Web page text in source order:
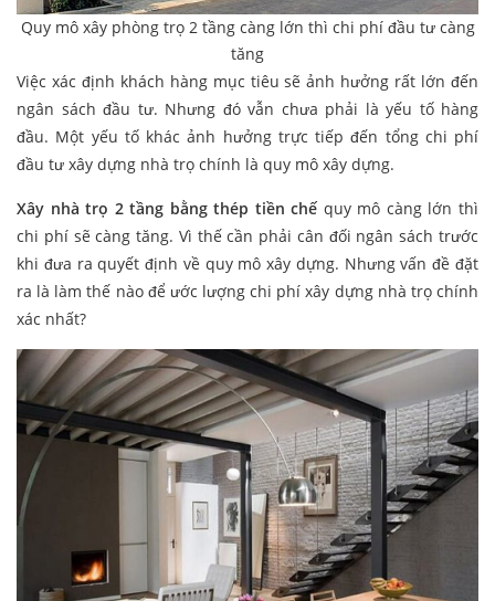
Quy mô xây phòng trọ 2 tầng càng lớn thì chi phí đầu tư càng
tăng
Việc xác định khách hàng mục tiêu sẽ ảnh hưởng rất lớn đến
ngân sách đầu tư. Nhưng đó vẫn chưa phải là yếu tố hàng
đầu. Một yếu tố khác ảnh hưởng trực tiếp đến tổng chi phí
đầu tư xây dựng nhà trọ chính là quy mô xây dựng.
Xây nhà trọ 2 tầng bằng thép tiền chế quy mô càng lớn thì
chi phí sẽ càng tăng. Vì thế cần phải cân đối ngân sách trước
khi đưa ra quyết định về quy mô xây dựng. Nhưng vấn đề đặt
ra là làm thế nào để ước lượng chi phí xây dựng nhà trọ chính
xác nhất?